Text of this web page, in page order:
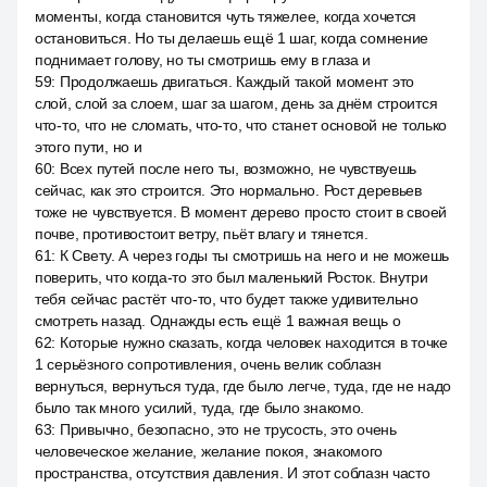
моменты, когда становится чуть тяжелее, когда хочется
остановиться. Но ты делаешь ещё 1 шаг, когда сомнение
поднимает голову, но ты смотришь ему в глаза и
59: Продолжаешь двигаться. Каждый такой момент это
слой, слой за слоем, шаг за шагом, день за днём строится
что-то, что не сломать, что-то, что станет основой не только
этого пути, но и
60: Всех путей после него ты, возможно, не чувствуешь
сейчас, как это строится. Это нормально. Рост деревьев
тоже не чувствуется. В момент дерево просто стоит в своей
почве, противостоит ветру, пьёт влагу и тянется.
61: К Свету. А через годы ты смотришь на него и не можешь
поверить, что когда-то это был маленький Росток. Внутри
тебя сейчас растёт что-то, что будет также удивительно
смотреть назад. Однажды есть ещё 1 важная вещь о
62: Которые нужно сказать, когда человек находится в точке
1 серьёзного сопротивления, очень велик соблазн
вернуться, вернуться туда, где было легче, туда, где не надо
было так много усилий, туда, где было знакомо.
63: Привычно, безопасно, это не трусость, это очень
человеческое желание, желание покоя, знакомого
пространства, отсутствия давления. И этот соблазн часто